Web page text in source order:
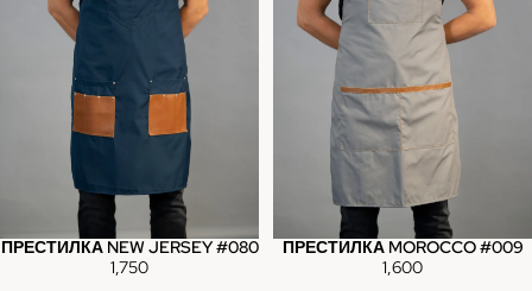
ПРЕСТИЛКА NEW JERSEY #080
1,750
ПРЕСТИЛКА MOROCCO #009
1,600